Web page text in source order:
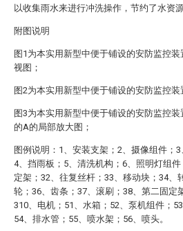
以收集雨水来进行冲洗操作，节约了水资源
附图说明
图1为本实用新型中便于铺设的安防监控
视图；
图2为本实用新型中便于铺设的安防监控装
图3为本实用新型中便于铺设的安防监控装
的A的局部放大图；
图例说明：1、安装支架；2、摄像组件；3
4、挡雨板；5、清洗机构；6、照明灯组件
定架；32、往复丝杆；33、移动块；34、
轮；36、齿条；37、滚刷；38、第二固定
310、电机；51、水箱；52、泵机组件；
54、排水管；55、喷水架；56、喷头。